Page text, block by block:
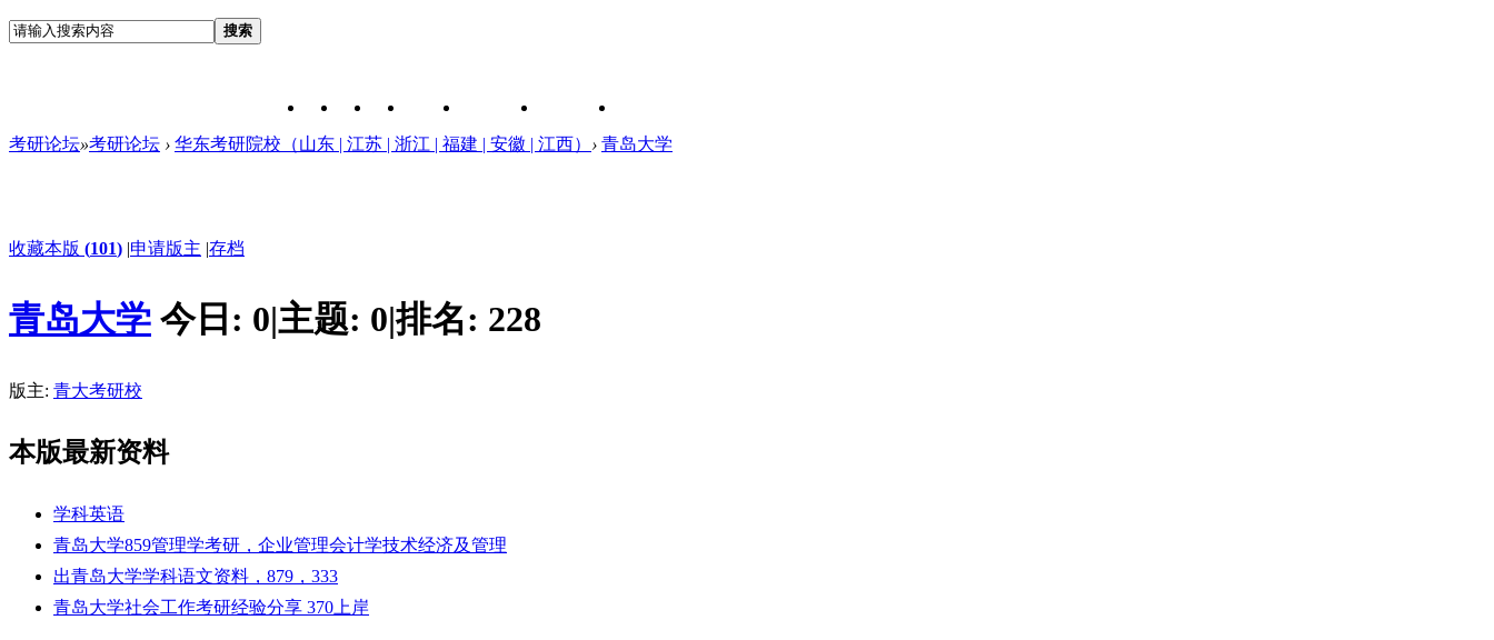
搜索
考研论坛»考研论坛 › 华东考研院校（山东 | 江苏 | 浙江 | 福建 | 安徽 | 江西） › 青岛大学
收藏本版 (101) |申请版主 |存档
青岛大学 今日: 0|主题: 0|排名: 228
版主: 青大考研校
本版最新资料
学科英语
青岛大学859管理学考研，企业管理会计学技术经济及管理
出青岛大学学科语文资料，879，333
青岛大学社会工作考研经验分享 370上岸